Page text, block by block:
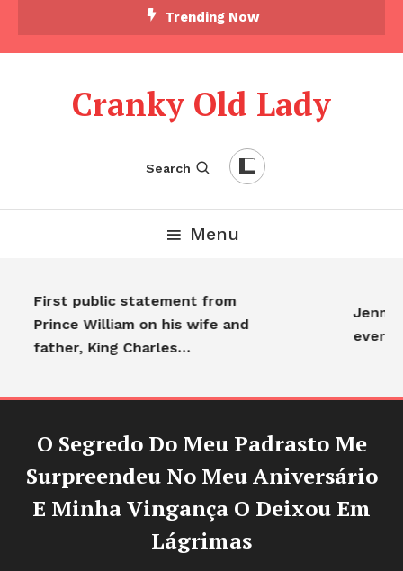
Trending Now
Cranky Old Lady
Search
Menu
First public statement from
Prince William on his wife and
father, King Charles…
O Segredo Do Meu Padrasto Me
Surpreendeu No Meu Aniversário
E Minha Vingança O Deixou Em
Lágrimas